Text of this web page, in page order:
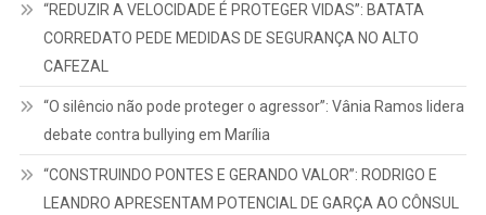
“REDUZIR A VELOCIDADE É PROTEGER VIDAS”: BATATA
CORREDATO PEDE MEDIDAS DE SEGURANÇA NO ALTO
CAFEZAL
“O silêncio não pode proteger o agressor”: Vânia Ramos lidera
debate contra bullying em Marília
“CONSTRUINDO PONTES E GERANDO VALOR”: RODRIGO E
LEANDRO APRESENTAM POTENCIAL DE GARÇA AO CÔNSUL